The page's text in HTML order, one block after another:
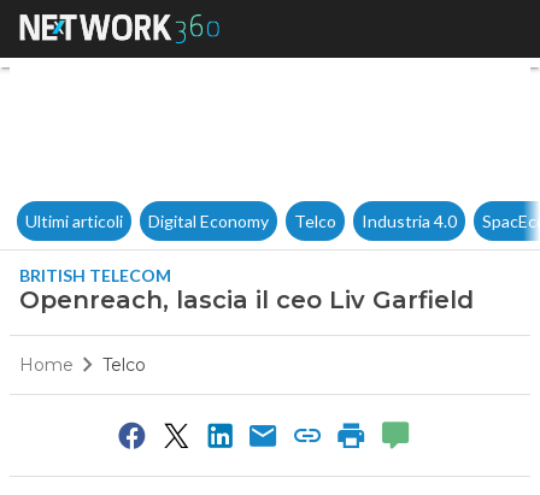
Openreach, lascia il ceo Liv
Ultimi articoli Digital Economy Telco Industria 4.0
BRITISH TELECOM
Openreach, lascia il ceo Liv Garfield
Home Telco